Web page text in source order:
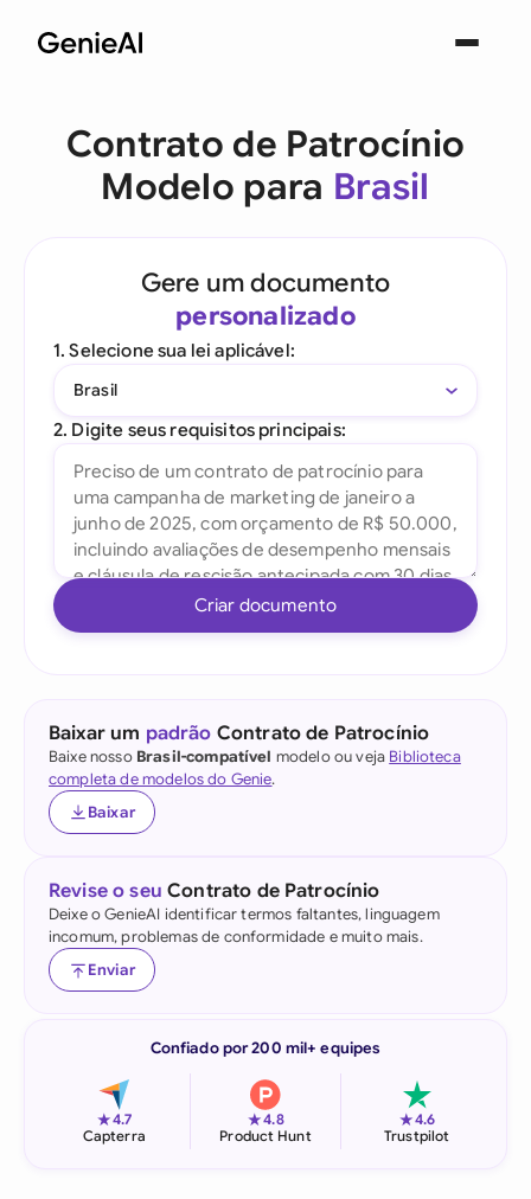
Contrato de Patrocínio
Modelo para Brasil
Gere um documento
personalizado
1. Selecione sua lei aplicável:
Brasil
2. Digite seus requisitos principais:
Criar documento
Baixar um padrão Contrato de Patrocínio
Baixe nosso Brasil-compatível modelo ou veja Biblioteca
completa de modelos do Genie.
Baixar
Revise o seu Contrato de Patrocínio
Deixe o GenieAI identificar termos faltantes, linguagem
incomum, problemas de conformidade e muito mais.
Enviar
Confiado por 200 mil+ equipes
★4.7
Capterra
★4.8
Product Hunt
★4.6
Trustpilot